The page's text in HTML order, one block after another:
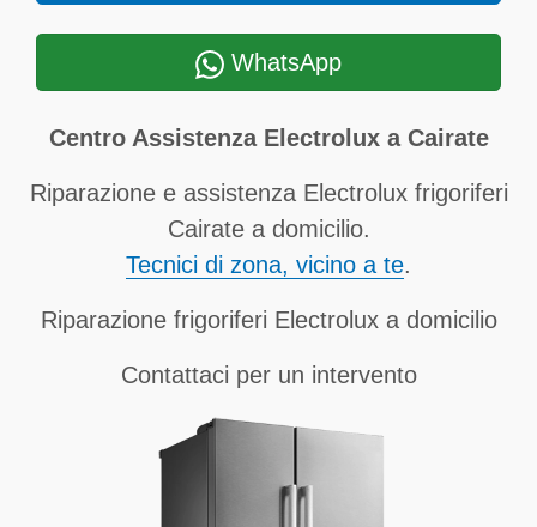
WhatsApp
Centro Assistenza Electrolux a Cairate
Riparazione e assistenza Electrolux frigoriferi
Cairate a domicilio.
Tecnici di zona, vicino a te.
Riparazione frigoriferi Electrolux a domicilio
Contattaci per un intervento